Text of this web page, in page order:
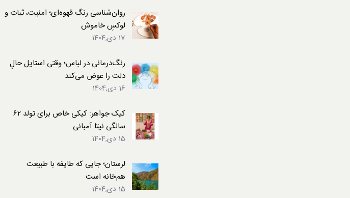
روان‌شناسی رنگ قهوه‌ای؛ امنیت، ثبات و
لوکسِ خاموش
17 دی,1404
رنگ‌درمانی در لباس؛ وقتی استایل حالِ
دلت را عوض می‌کند
16 دی,1404
کیک جواهر: کیکی خاص برای تولد ۶۲
سالگی نیتا آمبانی
15 دی,1404
لرستان؛ جایی که طایفه با طبیعت
هم‌خانه است
15 دی,1404